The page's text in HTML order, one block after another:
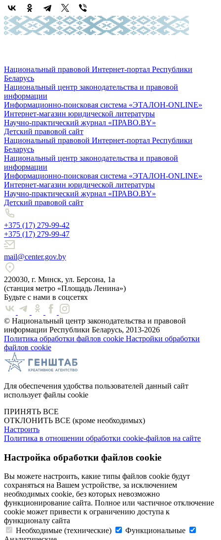
Национальный правовой Интернет-портал Республики
Беларусь
Национальный центр законодательства и правовой
информации
Информационно-поисковая система «ЭТАЛОН-ONLINE»
Интернет-магазин юридической литературы
Научно-практический журнал «ПРАВО.BY»
Детский правовой сайт
Национальный правовой Интернет-портал Республики
Беларусь
Национальный центр законодательства и правовой
информации
Информационно-поисковая система «ЭТАЛОН-ONLINE»
Интернет-магазин юридической литературы
Научно-практический журнал «ПРАВО.BY»
Детский правовой сайт
+375 (17) 279-99-42
+375 (17) 279-99-47
mail@center.gov.by
220030, г. Минск, ул. Берсона, 1а
(станция метро «Площадь Ленина»)
Будьте с нами в соцсетях
© Национальный центр законодательства и правовой
информации Республики Беларусь, 2013-2026
Политика обработки файлов cookie Настройки обработки
файлов cookie
Для обеспечения удобства пользователей данный сайт
использует файлы cookie
ПРИНЯТЬ ВСЕ
ОТКЛОНИТЬ ВСЕ (кроме необходимых)
Настроить
Политика в отношении обработки cookie-файлов на сайте
Настройка обработки файлов cookie
Вы можете настроить, какие типы файлов cookie будут
сохраняться на Вашем устройстве, за исключением
необходимых cookie, без которых невозможно
функционирование сайта. Полное или частичное отключение
cookie может привести к ограничению доступа к
функционалу сайта
Необходимые (технические)
Функциональные